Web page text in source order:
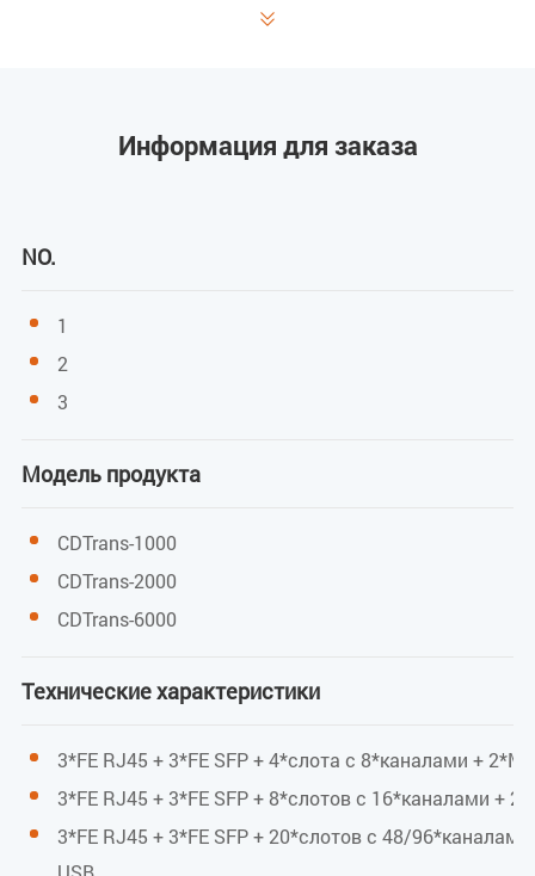
Занимаемый слот
Управление
Сигнализация LOS оптического модуля
Поддержка мониторинга оптического порта в
реальном времени (DDM)
функций петлевого тестирования
Линейный режим

Информация для заказа
NO.
1
2
3
Модель продукта
CDTrans-1000
CDTrans-2000
CDTrans-6000
Технические характеристики
3*FE RJ45 + 3*FE SFP + 4*слота с 8*каналами +
3*FE RJ45 + 3*FE SFP + 8*слотов с 16*каналами +
3*FE RJ45 + 3*FE SFP + 20*слотов с 48/